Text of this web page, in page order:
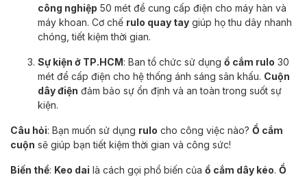
công nghiệp 50 mét để cung cấp điện cho máy hàn và
máy khoan. Cơ chế rulo quay tay giúp họ thu dây nhanh
chóng, tiết kiệm thời gian.
Sự kiện ở TP.HCM: Ban tổ chức sử dụng ổ cắm rulo 30
mét để cấp điện cho hệ thống ánh sáng sân khấu. Cuộn
dây điện đảm bảo sự ổn định và an toàn trong suốt sự
kiện.
Câu hỏi: Bạn muốn sử dụng rulo cho công việc nào? Ổ cắm
cuộn sẽ giúp bạn tiết kiệm thời gian và công sức!
Biến thể: Keo dai là cách gọi phổ biến của ổ cắm dây kéo. Ổ